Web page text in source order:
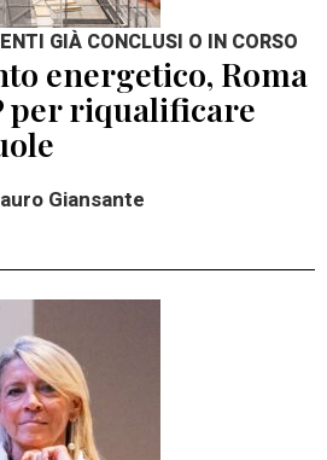
GIÀ CONCLUSI O IN CORSO
energetico, Roma
per riqualificare
Giansante